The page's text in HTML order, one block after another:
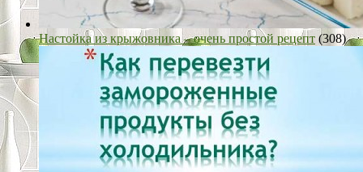
Настойка из крыжовника – очень простой рецепт (308)